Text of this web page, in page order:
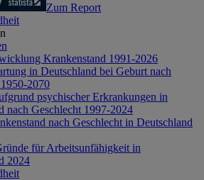
Zum Report
Krankenstand 1991-2026
in Deutschland bei Geburt nach
2070
psychischer Erkrankungen in
nach Geschlecht 1997-2024
nach Geschlecht in Deutschland
für Arbeitsunfähigkeit in
2024